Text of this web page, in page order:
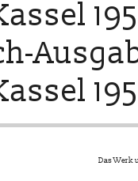
Das Werk